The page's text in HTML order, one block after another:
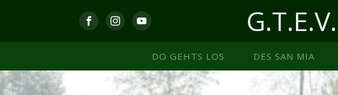
DO GEHTS LOS DES SAN MIA